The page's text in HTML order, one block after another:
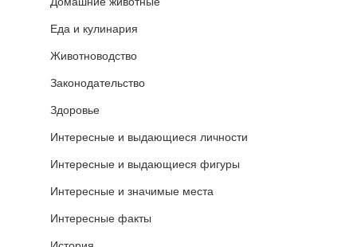
Еда и кулинария
Животноводство
Законодательство
Здоровье
Интересные и выдающиеся личности
Интересные и выдающиеся фигуры
Интересные и значимые места
Интересные факты